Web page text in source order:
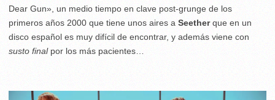
Dear Gun», un medio tiempo en clave post-grunge de los
primeros años 2000 que tiene unos aires a Seetherque en un
disco español es muy difícil de encontrar, y además viene con
susto finalpor los más pacientes…